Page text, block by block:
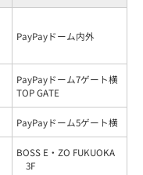
PayPayドーム内外
PayPayドーム7ゲート横
TOP GATE
PayPayドーム5ゲート横
BOSS E・ZO FUKUOKA
3F